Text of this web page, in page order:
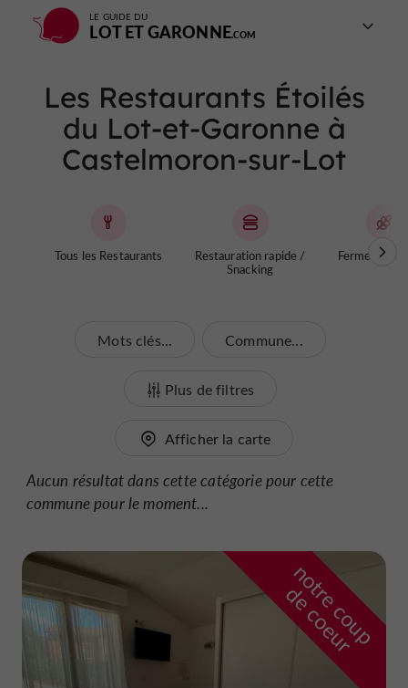
LE GUIDE DU
LOT ET GARONNE
Les Restaurants Étoilés
du Lot-et-Garonne à
Castelmoron-sur-Lot
Tous les Restaurants
Restauration rapide /
Snacking
Fermes
Mots clés... Commune...
Plus de filtres
Afficher la carte
Aucun résultat dans cette catégorie pour cette
commune pour le moment...
n
o
t
r
e
c
o
u
p
d
e
c
o
e
u
r